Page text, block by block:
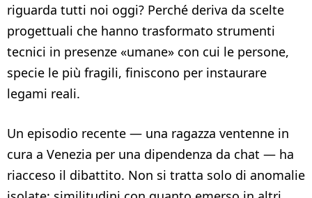
riguarda tutti noi oggi? Perché deriva da scelte
progettuali che hanno trasformato strumenti
tecnici in presenze «umane» con cui le persone,
specie le più fragili, finiscono per instaurare
legami reali.
Un episodio recente — una ragazza ventenne in
cura a Venezia per una dipendenza da chat — ha
riacceso il dibattito. Non si tratta solo di anomalie